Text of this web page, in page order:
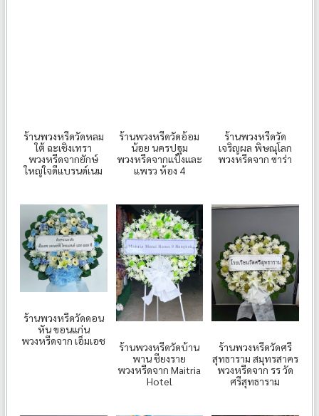
ร้านพวงหรีดวัดหลม
ใต้ ฉะเชิงเทรา
พวงหรีดจากยักษ์
ใหญ่ใจดีแบรนด์เนม
ร้านพวงหรีดวัดอ้อม
น้อย นครปฐม
พวงหรีดจากแป้งและ
แพรว ห้อง 4
ร้านพวงหรีดวัด
เจริญผล พิษณุโลก
พวงหรีดจาก ซาร่า
ร้านพวงหรีดวัดดอน
หัน ขอนแก่น
พวงหรีดจาก เอ็มเอช
ร้านพวงหรีดวัดบ้าน
พาน ชียงราย
พวงหรีดจาก Maitria
Hotel
ร้านพวงหรีดวัดศรี
สุทธาราม สมุทรสาคร
พวงหรีดจาก รร วัด
ศรีสุทธาราม